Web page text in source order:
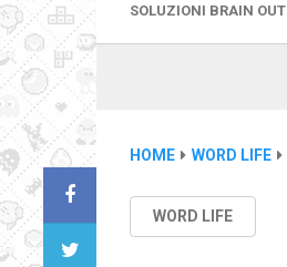
SOLUZIONI BRAIN OUT
HOME WORD LIFE
WORD LIFE